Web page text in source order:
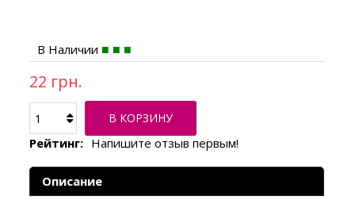
В Наличии
22 грн.
В КОРЗИНУ
Рейтинг: Напишите отзыв первым!
Описание